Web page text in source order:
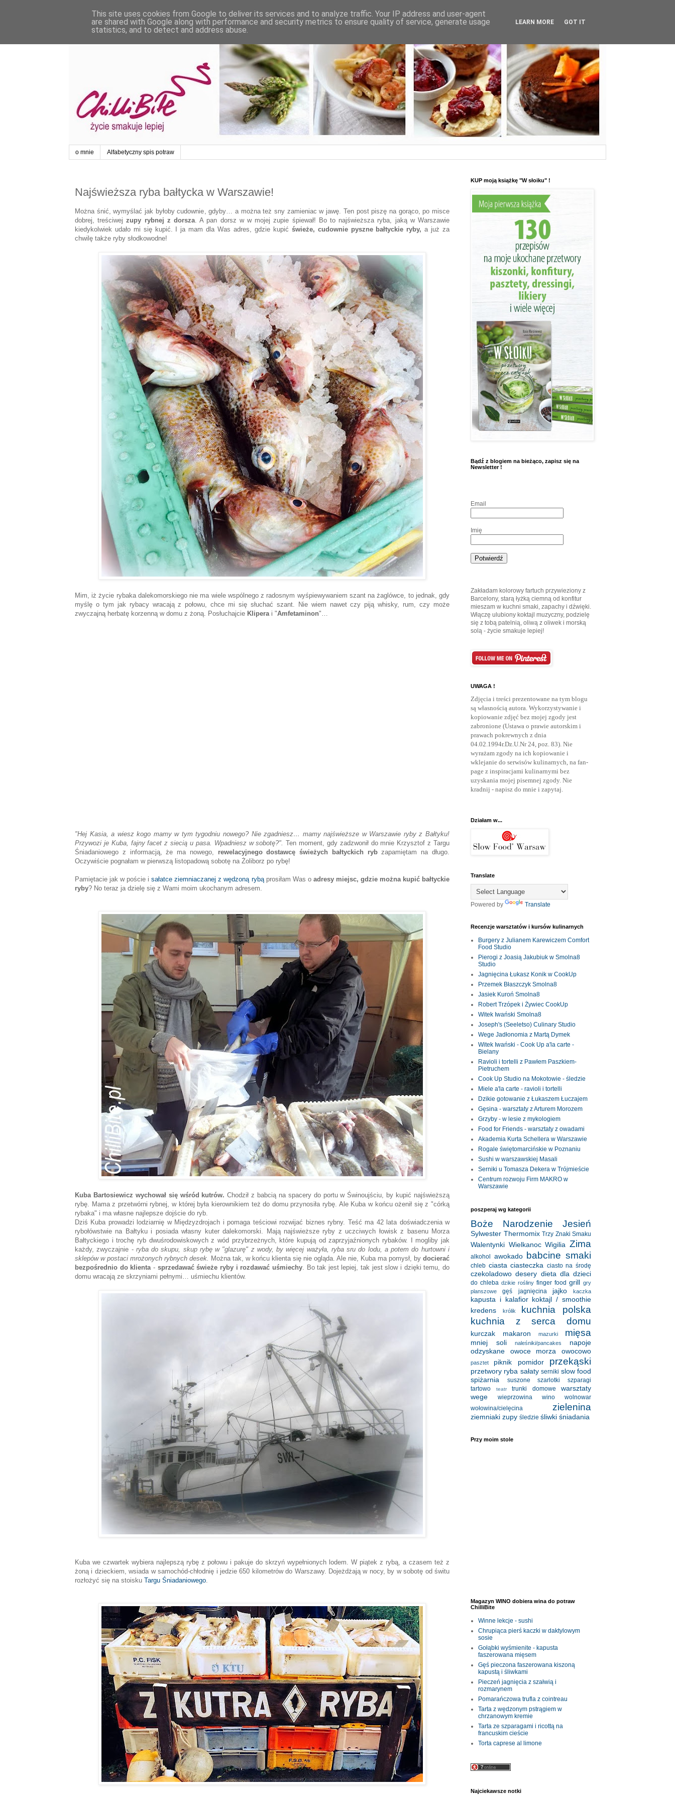
o mnie Alfabetyczny spis potraw
Najświeższa ryba bałtycka w Warszawie!
Można śnić, wymyślać jak byłoby cudownie, gdyby… a można też sny zamieniac w jawę. Ten post piszę na gorąco, po misce
dobrej, treściwejzupy rybnej z dorsza. A pan dorsz w w mojej zupie śpiewał! Bo to najświeższa ryba, jaką w Warszawie
kiedykolwiek udało mi się kupić. I ja mam dla Was adres, gdzie kupić świeże, cudownie pyszne bałtyckie ryby, a już za
chwilę także ryby słodkowodne!
Mim, iż życie rybaka dalekomorskiego nie ma wiele wspólnego z radosnym wyśpiewywaniem szant na żaglówce, to jednak, gdy
myślę o tym jak rybacy wracają z połowu, chce mi się słuchać szant. Nie wiem nawet czy piją whisky, rum, czy może
zwyczajną herbatę korzenną w domu z żoną. Posłuchajcie Kliperai "Amfetaminon"…
"Hej Kasia, a wiesz kogo mamy w tym tygodniu nowego? Nie zgadniesz… mamy najświeższe w Warszawie ryby z Bałtyku!
Przywozi je Kuba, fajny facet z siecią u pasa. Wpadniesz w sobotę?".Ten moment, gdy zadzwonił do mnie Krzysztof z Targu
Śniadaniowego z informacją, że ma nowego, rewelacyjnego dostawcę świeżych bałtyckich rybzapamiętam na długo.
Oczywiście pognałam w pierwszą listopadową sobotę na Żoliborz po rybę!
Pamiętacie jak w poście isałatce ziemniaczanej z wędzoną rybąprosiłam Was o adresy miejsc, gdzie można kupić bałtyckie
ryby? No teraz ja dzielę się z Wami moim ukochanym adresem.
Kuba Bartosiewicz wychował się wśród kutrów. Chodził z babcią na spacery do portu w Świnoujściu, by kupić najświeższą
rybę. Mama z przetwórni rybnej, w której była kierownikiem też do domu przynosiła rybę. Ale Kuba w końcu ożenił się z "córką
rybaka" i ma własne najlepsze dojście do ryb.
Dziś Kuba prowadzi lodziarnię w Międzyzdrojach i pomaga teściowi rozwijać biznes rybny. Teść ma 42 lata doświadczenia w
rybołówstwie na Bałtyku i posiada własny kuter dalekomorski. Mają najświeższe ryby z uczciwych łowisk z basenu Morza
Bałtyckiego i trochę ryb dwuśrodowiskowych z wód przybrzeżnych, które kupują od zaprzyjaźnionych rybaków. I mogliby jak
każdy, zwyczajnie - ryba do skupu, skup rybę w "glazurę" z wody, by więcej ważyła, ryba sru do lodu, a potem do hurtowni i
sklepów w postaci mrożonych rybnych desek. Można tak, w końcu klienta się nie ogląda. Ale nie, Kuba ma pomysł, by docierać
bezpośrednio do klienta- sprzedawać świeże ryby i rozdawać uśmiechy. Bo tak jest lepiej, tak jest slow i dzięki temu, do
domu wracają ze skrzyniami pełnymi… uśmiechu klientów.
Kuba we czwartek wybiera najlepszą rybę z połowu i pakuje do skrzyń wypełnionych lodem. W piątek z rybą, a czasem też z
żoną i dzieckiem, wsiada w samochód-chłodnię i jedzie 650 kilometrów do Warszawy. Dojeżdżają w nocy, by w sobotę od świtu
rozłożyć się na stoisku Targu Śniadaniowego.
KUP moją książkę "W słoiku" !
Bądź z blogiem na bieżąco, zapisz się na
Newsletter !
Email
Imię
Zakładam kolorowy fartuch przywieziony z
Barcelony, starą łyżką ciemną od konfitur
mieszam w kuchni smaki, zapachy i dźwięki.
Włączę ulubiony koktajl muzyczny, podzielę
się z tobą patelnią, oliwą z oliwek i morską
solą - życie smakuje lepiej!
UWAGA !
Zdjęcia i treści prezentowane na tym blogu
są własnością autora. Wykorzystywanie i
kopiowanie zdjęć bez mojej zgody jest
zabronione (Ustawa o prawie autorskim i
prawach pokrewnych z dnia
04.02.1994r.Dz.U.Nr 24, poz. 83). Nie
wyrażam zgody na ich kopiowanie i
wklejanie do serwisów kulinarnych, na fan-
page z inspiracjami kulinarnymi bez
uzyskania mojej pisemnej zgody. Nie
kradnij - napisz do mnie i zapytaj.
Działam w...
Translate
Powered by Translate
Recenzje warsztatów i kursów kulinarnych
Burgery z Julianem Karewiczem Comfort
Food Studio
Pierogi z Joasią Jakubiuk w Smolna8
Studio
Jagnięcina Łukasz Konik w CookUp
Przemek Błaszczyk Smolna8
Jasiek Kuroń Smolna8
Robert Trzópek i Żywiec CookUp
Witek Iwański Smolna8
Joseph's (Seeletso) Culinary Studio
Wege Jadłonomia z Martą Dymek
Witek Iwański - Cook Up a'la carte -
Bielany
Ravioli i tortelli z Pawłem Paszkiem-
Pietruchem
Cook Up Studio na Mokotowie - śledzie
Miele a'la carte - ravioli i tortelli
Dzikie gotowanie z Łukaszem Łuczajem
Gęsina - warsztaty z Arturem Morozem
Grzyby - w lesie z mykologiem
Food for Friends - warsztaty z owadami
Akademia Kurta Schellera w Warszawie
Rogale świętomarcińskie w Poznaniu
Sushi w warszawskiej Masali
Serniki u Tomasza Dekera w Trójmieście
Centrum rozwoju Firm MAKRO w
Warszawie
poszperaj wg kategorii
Boże Narodzenie Jesień
Sylwester Thermomix Trzy Znaki Smaku
Walentynki Wielkanoc Wigilia Zima
alkohol awokado babcine smaki
chleb ciasta ciasteczka ciasto na środę
czekoladowo desery dieta dla dzieci
do chleba dzikie rośliny finger food grill gry
planszowe
gęś jagnięcina jajko kaczka
kapusta i kalafior koktajl / smoothie
kredens
królik
kuchnia polska
kuchnia z serca domu
kurczak makaron mazurki mięsa
mniej soli naleśniki/pancakes
napoje
odzyskane
owoce morza owocowo
pasztet piknik pomidor przekąski
przetwory ryba sałaty serniki slow food
spiżarnia
suszone szarlotki
szparagi
tartowo
teatr trunki domowe
warsztaty
wege
wieprzowina wino
wolnowar
wołowina/cielęcina
zielenina
ziemniaki zupy śledzie śliwki śniadania
Przy moim stole
Magazyn WINO dobiera wina do potraw
ChilliBite
Winne lekcje - sushi
Chrupiąca pierś kaczki w daktylowym
sosie
Gołąbki wyśmienite - kapusta
faszerowana mięsem
Gęś pieczona faszerowana kiszoną
kapustą i śliwkami
Pieczeń jagnięcia z szałwią i
rozmarynem
Pomarańczowa trufla z cointreau
Tarta z wędzonym pstrągiem w
chrzanowym kremie
Tarta ze szparagami i ricottą na
francuskim cieście
Torta caprese al limone
Najciekawsze notki
This site uses cookies from Google to deliver its services and to analyze traffic. Your IP address and user-agent
are shared with Google along with performance and security metrics to ensure quality of service, generate usage
statistics, and to detect and address abuse.
LEARN MORE GOT IT